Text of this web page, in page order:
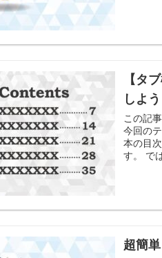
【タ
しよ
この記
今回の
本の目
す。 で
超簡